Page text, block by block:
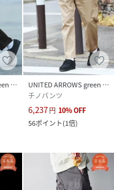
UNITED ARROWS green label relaxing
UNITED ARROWS green label relaxing
チノパンツ
6,237円 10%OFF
56ポイント(1倍)